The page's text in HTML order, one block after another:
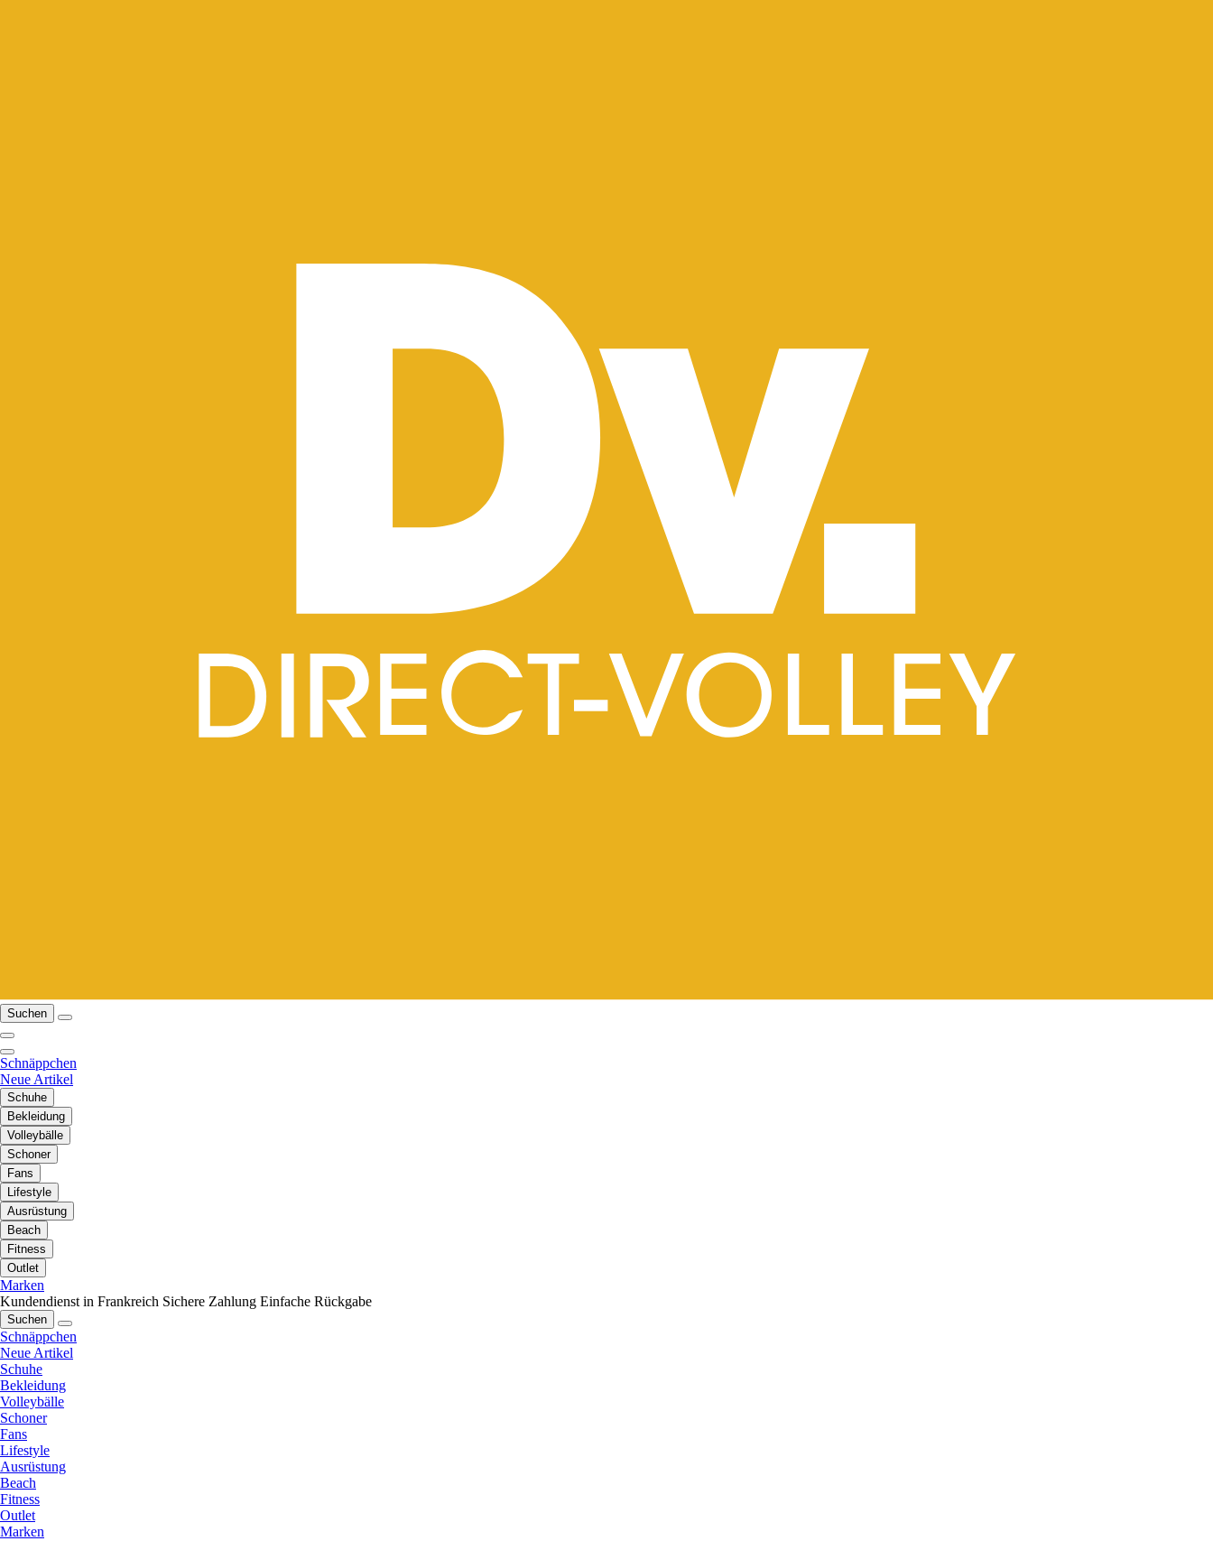
Suchen
Schnäppchen
Neue Artikel
Schuhe
Bekleidung
Volleybälle
Schoner
Fans
Lifestyle
Ausrüstung
Beach
Fitness
Outlet
Marken
Kundendienst in Frankreich Sichere Zahlung Einfache Rückgabe
Suchen
Schnäppchen
Neue Artikel
Schuhe
Bekleidung
Volleybälle
Schoner
Fans
Lifestyle
Ausrüstung
Beach
Fitness
Outlet
Marken